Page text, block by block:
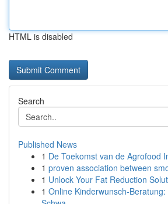
HTML is disabled
Search
Published News
1 De Toekomst van de Agrofood
1 proven association between
1 Unlock Your Fat Reduction
1 Online Kinderwunsch-